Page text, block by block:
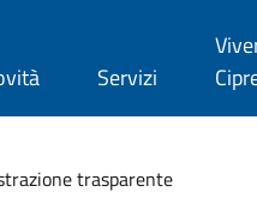
Servizi
trasparente